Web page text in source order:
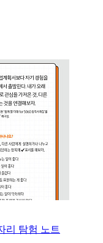
리 탐험 노트